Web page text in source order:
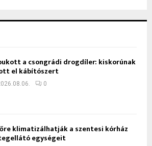
a csongrádi drogdíler: kiskorúnak
el kábítószert
0
klimatizálhatják a szentesi kórház
egységeit